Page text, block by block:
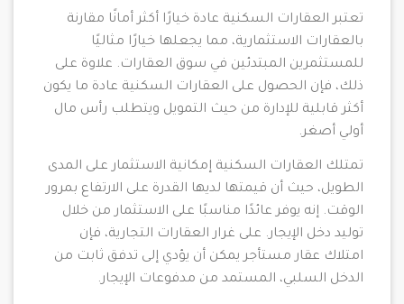
تعتبر العقارات السكنية عادة خيارًا أكثر أمانًا مقارنة
بالعقارات الاستثمارية، مما يجعلها خيارًا مثاليًا
للمستثمرين المبتدئين في سوق العقارات. علاوة على
ذلك، فإن الحصول على العقارات السكنية عادة ما يكون
أكثر قابلية للإدارة من حيث التمويل ويتطلب رأس مال
أولي أصغر.
تمتلك العقارات السكنية إمكانية الاستثمار على المدى
الطويل، حيث أن قيمتها لديها القدرة على الارتفاع بمرور
الوقت. إنه يوفر عائدًا مناسبًا على الاستثمار من خلال
توليد دخل الإيجار. على غرار العقارات التجارية، فإن
امتلاك عقار مستأجر يمكن أن يؤدي إلى تدفق ثابت من
الدخل السلبي، المستمد من مدفوعات الإيجار.